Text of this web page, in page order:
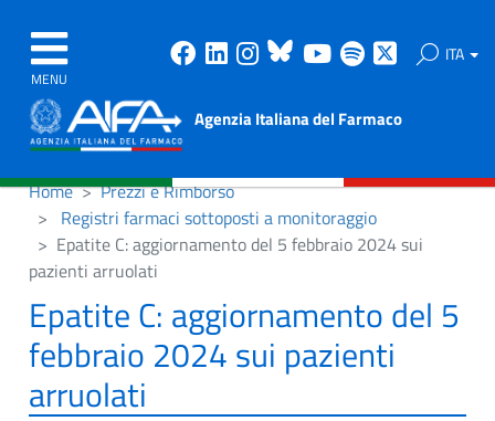
MENU
Facebook
Linkedin
Instagram
Bluesky
Youtube
Spotify ITA
Agenzia Italiana del Farmaco
Home
Prezzi e Rimborso
Registri farmaci sottoposti a monitoraggio
Epatite C: aggiornamento del 5 febbraio 2024 sui
pazienti arruolati
Epatite C: aggiornamento del 5
febbraio 2024 sui pazienti
arruolati